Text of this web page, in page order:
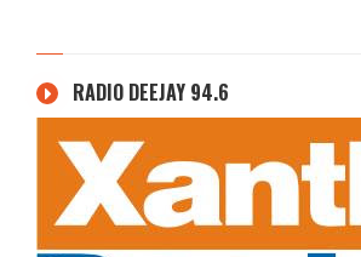
RADIO DEEJAY 94.6